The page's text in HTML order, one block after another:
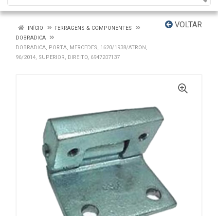
VOLTAR
INÍCIO
FERRAGENS & COMPONENTES
DOBRADICA
DOBRADICA, PORTA, MERCEDES, 1620/1938/ATRON,
96/2014, SUPERIOR, DIREITO, 6947207137